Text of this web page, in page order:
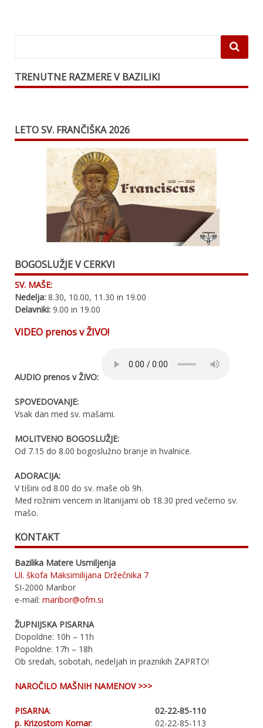
TRENUTNE RAZMERE V BAZILIKI
LETO SV. FRANČIŠKA 2026
BOGOSLUŽJE V CERKVI
SV. MAŠE:
Nedelja: 8.30, 10.00, 11.30 in 19.00
Delavniki: 9.00 in 19.00
VIDEO prenos v ŽIVO!
AUDIO prenos v ŽIVO:
SPOVEDOVANJE:
Vsak dan med sv. mašami.
MOLITVENO BOGOSLUŽJE:
Od 7.15 do 8.00 bogoslužno branje in hvalnice.
ADORACIJA:
V tišini od 8.00 do sv. maše ob 9h.
Med rožnim vencem in litanijami ob 18.30 pred večerno sv.
mašo.
KONTAKT
Bazilika Matere Usmiljenja
Ul. škofa Maksimilijana Držečnika 7
SI-2000 Maribor
e-mail: maribor@ofm.si
ŽUPNIJSKA PISARNA
Dopoldne: 10h – 11h
Popoldne: 17h – 18h
Ob sredah, sobotah, nedeljah in praznikih ZAPRTO!
NAROČILO MAŠNIH NAMENOV >>>
PISARNA:
02-22-85-110
p. Krizostom Komar: 02-22-85-113